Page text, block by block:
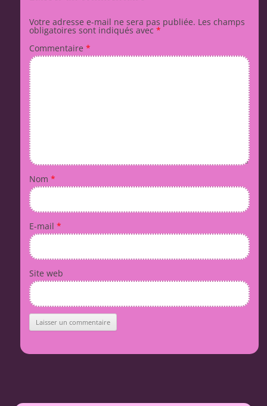
Votre adresse e-mail ne sera pas publiée. Les champs
obligatoires sont indiqués avec *
Commentaire *
Nom *
E-mail *
Site web